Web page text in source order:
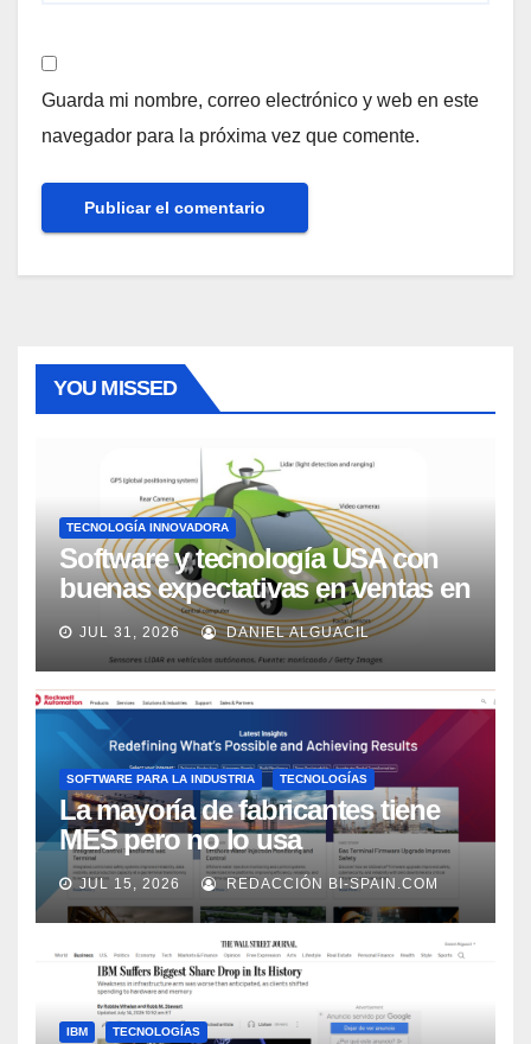
Guarda mi nombre, correo electrónico y web en este
navegador para la próxima vez que comente.
YOU MISSED
TECNOLOGÍA INNOVADORA
Software y tecnología USA con
buenas expectativas en ventas en
los próximos 2 años, según
Market Watch
JUL 31, 2026 DANIEL ALGUACIL
SOFTWARE PARA LA INDUSTRIA TECNOLOGÍAS
La mayoría de fabricantes tiene
MES pero no lo usa
adecuadamente, según Rockwell
Automation
JUL 15, 2026 REDACCIÓN BI-SPAIN.COM
IBM TECNOLOGÍAS